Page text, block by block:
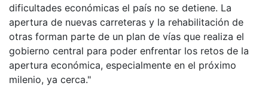
dificultades económicas el país no se detiene. La
apertura de nuevas carreteras y la rehabilitación de
otras forman parte de un plan de vías que realiza el
gobierno central para poder enfrentar los retos de la
apertura económica, especialmente en el próximo
milenio, ya cerca."